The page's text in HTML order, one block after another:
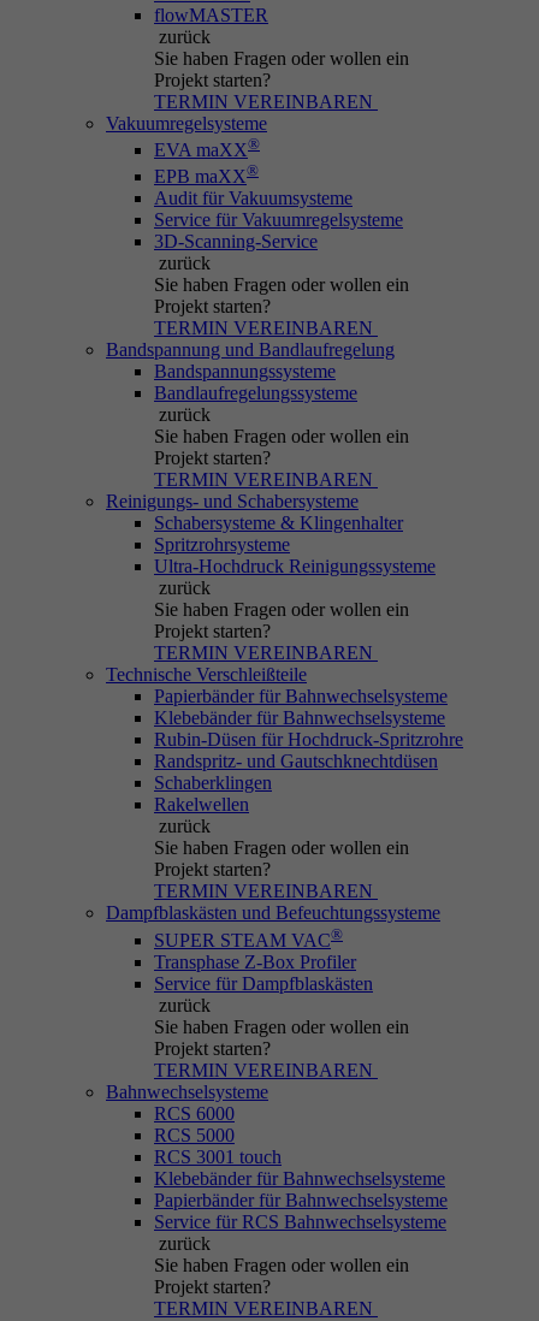
flowMASTER
zurück
Sie haben Fragen oder wollen ein
Projekt starten?
TERMIN VEREINBAREN
Vakuumregelsysteme
EVA maXX®
EPB maXX®
Audit für Vakuumsysteme
Service für Vakuumregelsysteme
3D-Scanning-Service
zurück
Sie haben Fragen oder wollen ein
Projekt starten?
TERMIN VEREINBAREN
Bandspannung und Bandlaufregelung
Bandspannungssysteme
Bandlaufregelungssysteme
zurück
Sie haben Fragen oder wollen ein
Projekt starten?
TERMIN VEREINBAREN
Reinigungs- und Schabersysteme
Schabersysteme & Klingenhalter
Spritzrohrsysteme
Ultra-Hochdruck Reinigungssysteme
zurück
Sie haben Fragen oder wollen ein
Projekt starten?
TERMIN VEREINBAREN
Technische Verschleißteile
Papierbänder für Bahnwechselsysteme
Klebebänder für Bahnwechselsysteme
Rubin-Düsen für Hochdruck-Spritzrohre
Randspritz- und Gautschknechtdüsen
Schaberklingen
Rakelwellen
zurück
Sie haben Fragen oder wollen ein
Projekt starten?
TERMIN VEREINBAREN
Dampfblaskästen und Befeuchtungssysteme
SUPER STEAM VAC®
Transphase Z-Box Profiler
Service für Dampfblaskästen
zurück
Sie haben Fragen oder wollen ein
Projekt starten?
TERMIN VEREINBAREN
Bahnwechselsysteme
RCS 6000
RCS 5000
RCS 3001 touch
Klebebänder für Bahnwechselsysteme
Papierbänder für Bahnwechselsysteme
Service für RCS Bahnwechselsysteme
zurück
Sie haben Fragen oder wollen ein
Projekt starten?
TERMIN VEREINBAREN
Einstellungen zu speichern.
be_typo_user
Typo3
Session
Informiert Typo3, ob der Benutzer im Typo3-
Backend eingeloggt ist und welcher Backend-
Benutzer aktiv ist.
PHPSESSID
Typo3
Laufzeit Session
Cookie, das von PHP-basierten Anwendungen
generiert wird. Es ist ein allgemeiner
Bezeichner, der verwendet wird, um
Benutzersitzungsvariablen zu speichern. Es ist
normalerweise eine zufällig generierte
Nummer; wie es verwendet wird, kann von der
Website abhängen. Ein gutes Beispiel ist
jedoch die Aufrechterhaltung des eingeloggt-
Status für einen Benutzer zwischen
verschiedenen Seiten.
be_lastLoginProvider
Anbieter Typo3
Session
Wird für das Typo3-Backend-Login
verwendet.
IBS
30 Minuten
Sitzungs‑Cookie, das Aktionen (Seitenaufrufe,
Downloads, Ereignisse) vorübergehend mit
dem aktuellen Besuch verknüpft.
_pk_ref.*
Anbieter IBS
6 Monate
Speichert Attributionsinformationen (den
Referrer, über den der Besucher ursprünglich
auf die Website gelangt ist).
über Kontaktformulare schützt.